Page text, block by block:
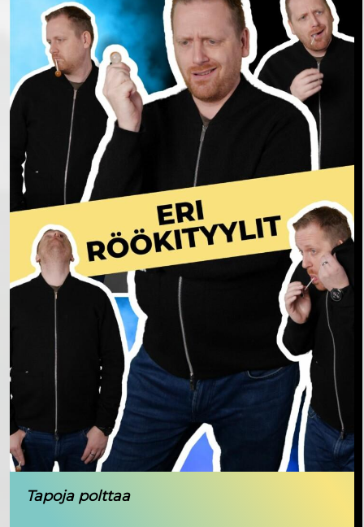
Tapoja polttaa